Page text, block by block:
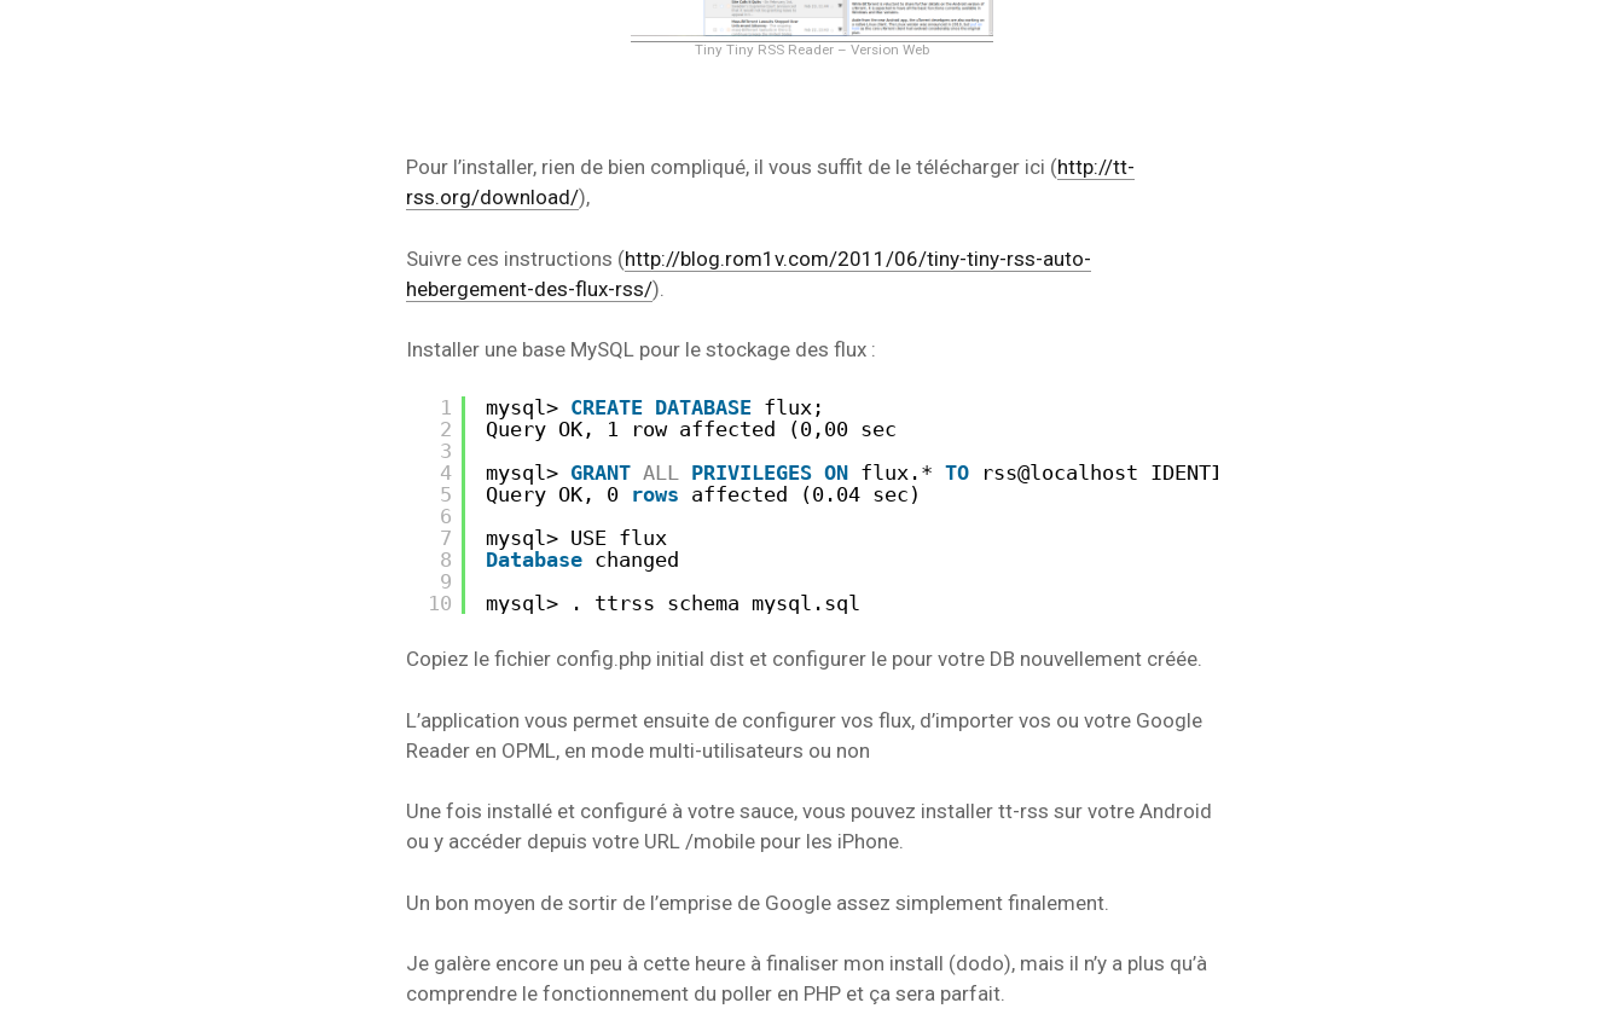
Tiny Tiny RSS Reader – Version Web
Pour l’installer, rien de bien compliqué, il vous suffit de le télécharger ici (http://tt-
rss.org/download/),
Suivre ces instructions (http://blog.rom1v.com/2011/06/tiny-tiny-rss-auto-
hebergement-des-flux-rss/).
Installer une base MySQL pour le stockage des flux :
1
2
3
4
5
6
7
8
9
10
mysql> CREATE DATABASE flux;
Query OK, 1 row affected (0,00 sec
mysql> GRANT ALL PRIVILEGES ON flux.* TO rss@localhost IDENTIFIED
Query OK, 0 rows affected (0.04 sec)
mysql> USE flux
Database changed
mysql> . ttrss_schema_mysql.sql
Copiez le fichier config.php initial dist et configurer le pour votre DB nouvellement créée.
L’application vous permet ensuite de configurer vos flux, d’importer vos ou votre Google
Reader en OPML, en mode multi-utilisateurs ou non
Une fois installé et configuré à votre sauce, vous pouvez installer tt-rss sur votre Android
ou y accéder depuis votre URL /mobile pour les iPhone.
Un bon moyen de sortir de l’emprise de Google assez simplement finalement.
Je galère encore un peu à cette heure à finaliser mon install (dodo), mais il n’y a plus qu’à
comprendre le fonctionnement du poller en PHP et ça sera parfait.